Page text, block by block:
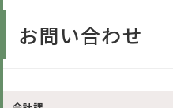
お問い合わせ